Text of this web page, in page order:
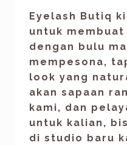
Eyelash Butiq
untuk
dengan bulu
mempesona,
look yang
akan sapaan
kami, dan
untuk kalian,
di studio baru